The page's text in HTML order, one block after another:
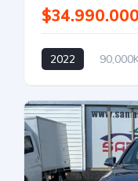
$34.990.000
2022